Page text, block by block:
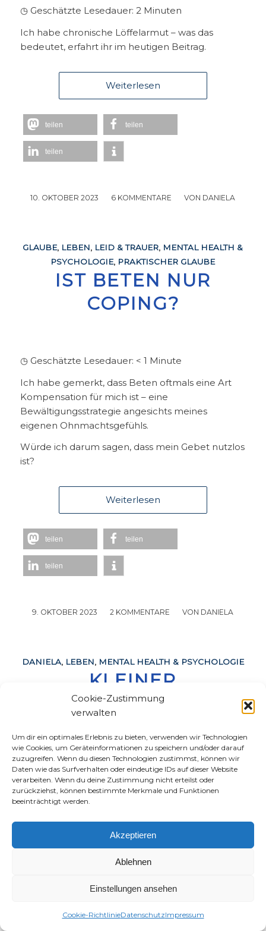
Cookie-Zustimmung
verwalten
Um dir ein optimales Erlebnis zu bieten, verwenden wir Technologien
wie Cookies, um Geräteinformationen zu speichern und/oder darauf
zuzugreifen. Wenn du diesen Technologien zustimmst, können wir
Daten wie das Surfverhalten oder eindeutige IDs auf dieser Website
verarbeiten. Wenn du deine Zustimmung nicht erteilst oder
zurückziehst, können bestimmte Merkmale und Funktionen
beeinträchtigt werden.
Akzeptieren
Ablehnen
Einstellungen ansehen
Cookie-RichtlinieDatenschutzImpressum
◷ Geschätzte Lesedauer: 2 Minuten
Ich habe chronische Löffelarmut – was das
bedeutet, erfahrt ihr im heutigen Beitrag.
Weiterlesen
teilen teilen
teilen
10. OKTOBER 2023
/ 6 KOMMENTARE
/ VON DANIELA
GLAUBE, LEBEN, LEID & TRAUER, MENTAL HEALTH &
PSYCHOLOGIE, PRAKTISCHER GLAUBE
IST BETEN NUR
COPING?
◷ Geschätzte Lesedauer: < 1 Minute
Ich habe gemerkt, dass Beten oftmals eine Art
Kompensation für mich ist – eine
Bewältigungsstrategie angesichts meines
eigenen Ohnmachtsgefühls.
Würde ich darum sagen, dass mein Gebet nutzlos
ist?
Weiterlesen
teilen teilen
teilen
9. OKTOBER 2023
/ 2 KOMMENTARE
/ VON DANIELA
DANIELA, LEBEN, MENTAL HEALTH & PSYCHOLOGIE
KLEINER
SCHMETTERLING,
◷ Geschätzte Lesedauer: < 1 Minute
Dieser Schmetterling lernt nach der Depression
wieder fliegen. ❤
Weiterlesen